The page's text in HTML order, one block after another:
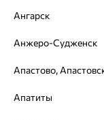
Гарантия и возврат
Ангарск
Анжеро-Судженск
Апатиты